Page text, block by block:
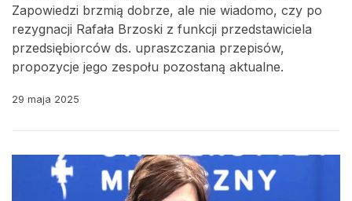
Zapowiedzi brzmią dobrze, ale nie wiadomo, czy po
rezygnacji Rafała Brzoski z funkcji przedstawiciela
przedsiębiorców ds. upraszczania przepisów,
propozycje jego zespołu pozostaną aktualne.
29 maja 2025